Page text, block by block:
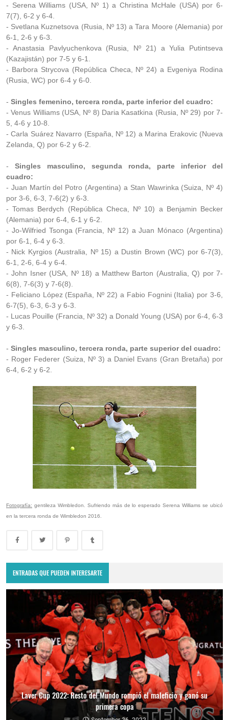
- Serena Williams (USA, Nº 1) a Christina McHale (USA) por 6-
7(7), 6-2 y 6-4.
- Svetlana Kuznetsova (Rusia, Nº 13) a Tara Moore (Alemania) por
6-1, 2-6 y 6-3.
- Anastasia Pavlyuchenkova (Rusia, Nº 21) a Yulia Putintseva
(Kazajistán) por 7-5 y 6-1.
- Barbora Strycova (República Checa, Nº 24) a Evgeniya Rodina
(Rusia, WC) por 6-4 y 6-0.
- Singles femenino, tercera ronda, parte inferior del cuadro:
- Venus Williams (USA, Nº 8) Daria Kasatkina (Rusia, Nº 29) por 7-
5, 4-6 y 10-8.
- Carla Suárez Navarro (España, Nº 12) a Marina Erakovic (Nueva
Zelanda, Q) por 6-2 y 6-2.
- Singles masculino, segunda ronda, parte inferior del
cuadro:
- Juan Martín del Potro (Argentina) a Stan Wawrinka (Suiza, Nº 4)
por 3-6, 6-3, 7-6(2) y 6-3.
- Tomas Berdych (República Checa, Nº 10) a Benjamin Becker
(Alemania) por 6-4, 6-1 y 6-2.
- Jo-Wilfried Tsonga (Francia, Nº 12) a Juan Mónaco (Argentina)
por 6-1, 6-4 y 6-3.
- Nick Kyrgios (Australia, Nº 15) a Dustin Brown (WC) por 6-7(3),
6-1, 2-6, 6-4 y 6-4.
- John Isner (USA, Nº 18) a Matthew Barton (Australia, Q) por 7-
6(8), 7-6(3) y 7-6(8).
- Feliciano López (España, Nº 22) a Fabio Fognini (Italia) por 3-6,
6-7(5), 6-3, 6-3 y 6-3.
- Lucas Pouille (Francia, Nº 32) a Donald Young (USA) por 6-4, 6-3
y 6-3.
- Singles masculino, tercera ronda, parte superior del cuadro:
- Roger Federer (Suiza, Nº 3) a Daniel Evans (Gran Bretaña) por
6-4, 6-2 y 6-2.
Fotografía: gentileza Wimbledon. Sufriendo más de lo esperado Serena Williams se ubicó
en la tercera ronda de Wimbledon 2016.
ENTRADAS QUE PUEDEN INTERESARTE
Laver Cup 2022: Resto del Mundo rompió el maleficio y ganó su
primera copa